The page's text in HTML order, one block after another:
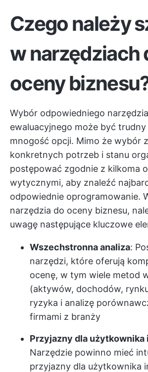
Czego należy
w narzędziach
oceny
Wybór odpowiedniego narzędzia
ewaluacyjnego może być
mnogość opcji. Mimo że wybór
konkretnych potrzeb i stanu
postępować zgodnie z kilkoma
wytycznymi, aby znaleźć
odpowiednie oprogramowanie.
narzędzia do oceny biznesu,
uwagę następujące kluczowe
Wszechstronna analiza:
narzędzi, które oferują
ocenę, w tym wiele metod
(aktywów, dochodów,
ryzyka i analizę
firmami z branży
Przyjazny dla
Narzędzie powinno mieć
przyjazny dla użytkownika